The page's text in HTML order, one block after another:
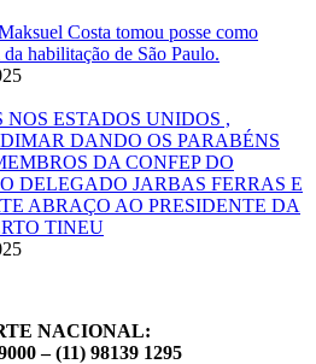
Costa tomou posse como
habilitação de São Paulo.
ESTADOS UNIDOS ,
DANDO OS PARABÉNS
DA CONFEP DO
DELEGADO JARBAS FERRAS E
ABRAÇO AO PRESIDENTE DA
TINEU
NACIONAL:
– (11) 98139 1295